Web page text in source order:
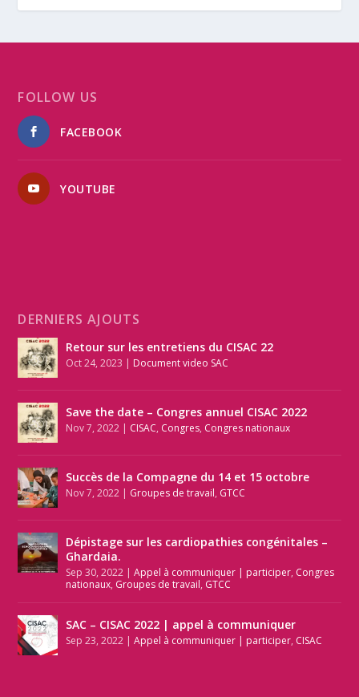
FOLLOW US
FACEBOOK
YOUTUBE
DERNIERS AJOUTS
Retour sur les entretiens du CISAC 22
Oct 24, 2023 | Document video SAC
Save the date – Congres annuel CISAC 2022
Nov 7, 2022 | CISAC, Congres, Congres nationaux
Succès de la Compagne du 14 et 15 octobre
Nov 7, 2022 | Groupes de travail, GTCC
Dépistage sur les cardiopathies congénitales –
Ghardaia.
Sep 30, 2022 |Appel à communiquer | participer, Congres
nationaux, Groupes de travail, GTCC
SAC – CISAC 2022 | appel à communiquer
Sep 23, 2022 |Appel à communiquer | participer, CISAC